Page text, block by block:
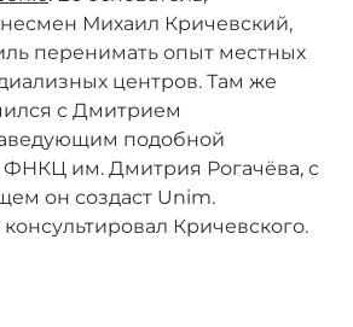
Михаил Кричевский,
перенимать опыт местных
центров. Там же
с Дмитрием
подобной
ФНКЦ им. Дмитрия Рогачёва, с
он создаст Unim.
Кричевского.